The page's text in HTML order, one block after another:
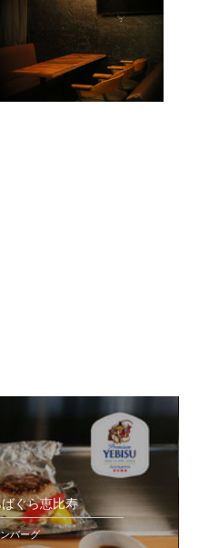
ぐら恵比寿
バーグ